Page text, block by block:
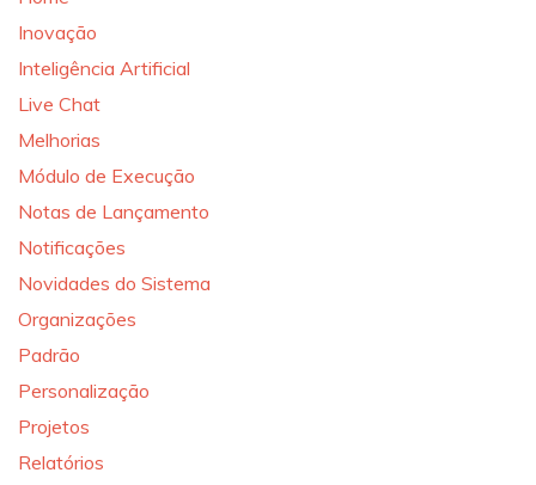
Inovação
Inteligência Artificial
Live Chat
Melhorias
Módulo de Execução
Notas de Lançamento
Notificações
Novidades do Sistema
Organizações
Padrão
Personalização
Projetos
Relatórios